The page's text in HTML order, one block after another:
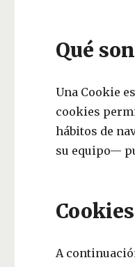
Qué
Una Cookie
cookies
hábitos de
su equipo—
A